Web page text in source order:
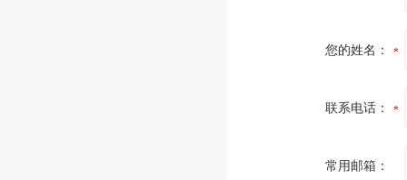
您的姓名：
联系电话：
常用邮箱：